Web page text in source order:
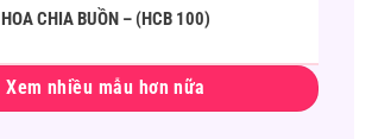
HOA CHIA BUỒN – (HCB 100)
Xem nhiều mẫu hơn nữa